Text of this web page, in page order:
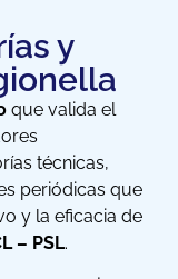
y
que valida el
técnicas,
periódicas que
y la eficacia de
– PSL.